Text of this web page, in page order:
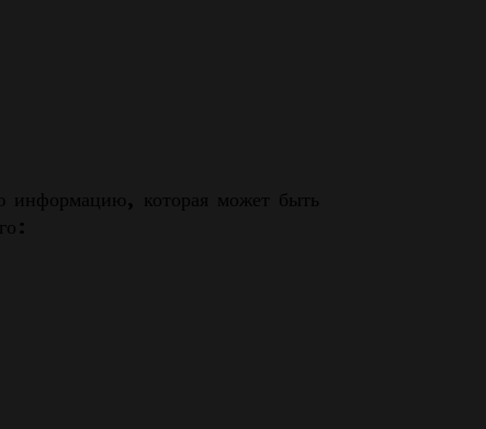
информацию, которая может быть